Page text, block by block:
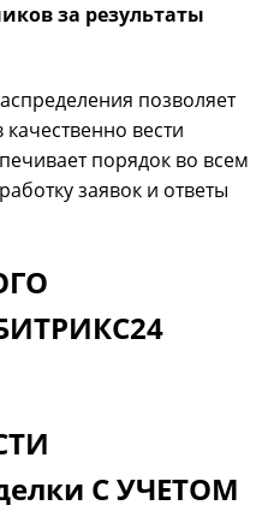
за результаты
позволяет
вести
порядок во всем
заявок и ответы
С УЧЕТОМ